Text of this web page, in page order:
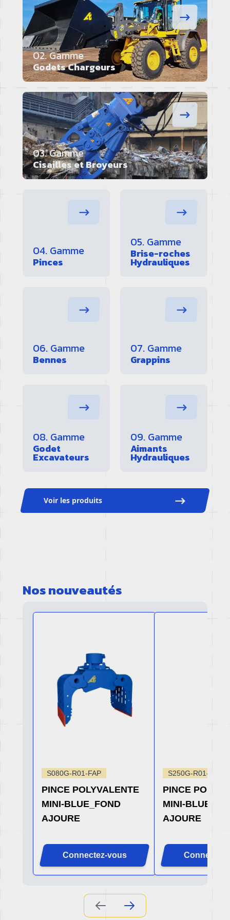
02. Gamme
Godets Chargeurs
03. Gamme
Cisailles et Broyeurs
04. Gamme
Pinces
05. Gamme
Brise-roches
Hydrauliques
06. Gamme
Bennes
07. Gamme
Grappins
08. Gamme
Godet
Excavateurs
09. Gamme
Aimants
Hydrauliques
Voir les produits
Nos nouveautés
S080G-R01-FAP
PINCE POLYVALENTE
MINI-BLUE_FOND
AJOURE
Connectez-vous
S250G-R01-FAP
PINCE
MINI-
AJOURE